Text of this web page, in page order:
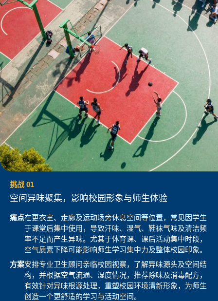
挑战 01
空间异味聚集，影响校园形象与师生体验
痛点在更衣室、走廊及运动场旁休息空间等位置，常见因学生
于课堂后集中使用，导致汗味、湿气、鞋袜气味及清洁频
率不足而产生异味。尤其于体育课、课后活动集中时段，
空气质素下降可能影响师生学习集中力及整体校园印象。
方案安排专业卫生顾问亲临校园视察，了解异味源头及空间结
构，并根据空气流通、湿度情况，推荐除味及消毒配方，
有效针对异味根源处理，重塑校园环境清新形象，为师生
创造一个更舒适的学习与活动空间。